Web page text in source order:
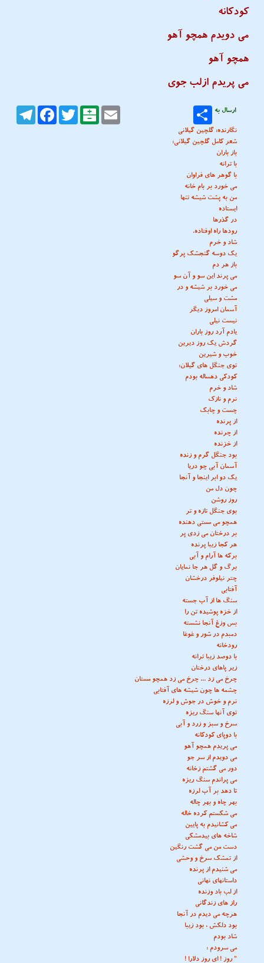
کودکانه
می دویدم همچو آهو
همچو آهو
می پریدم ازلب جوی
ارسال به TelegramFacebookTwitterBalatarinEmail
نگارنده: گلچین گیلانی
شعر کامل گلچین گیلانی:
باز باران
با ترانه
با گوهر های فراوان
می خورد بر بام خانه
من به پشت شیشه تنها
ایستاده
در گذرها
رودها راه اوفتاده.
شاد و خرم
یک دوسه گنجشک پرگو
باز هر دم
می پرند این سو و آن سو
می خورد بر شیشه و در
مشت و سیلی
آسمان امروز دیگر
نیست نیلی
یادم آرد روز باران
گردش يک روز ديرين
خوب و شیرین
توی جنگل های گیلان:
کودکی دهساله بودم
شاد و خرم
نرم و نازک
چست و چابک
از پرنده
از چرنده
از خزنده
بود جنگل گرم و زنده
آسمان آبی چو دریا
یک دو ابر اینجا و آنجا
چون دل من
روز روشن
بوی جنگل تازه و تر
همچو می مستی دهنده
بر درختان می زدی پر
هر کجا زیبا پرنده
برکه ها آرام و آبی
برگ و گل هر جا نمایان
چتر نیلوفر درخشان
آفتابی
سنگ ها از آب جسته
از خزه پوشیده تن را
بس وزغ آنجا نشسته
دمبدم در شور و غوغا
رودخانه
با دوصد زیبا ترانه
زیر پاهای درختان
چرخ می زد ... چرخ می زد همچو مستان
چشمه ها چون شیشه های آفتابی
نرم و خوش در جوش و لرزه
توی آنها سنگ ریزه
سرخ و سبز و زرد و آبی
با دوپای کودکانه
می پریدم همچو آهو
می دویدم از سر جو
دور می گشتم زخانه
می پراندم سنگ ریزه
تا دهد بر آب لرزه
بهر چاه و بهر چاله
می شکستم کرده خاله
می کشانیدم به پایین
شاخه های بیدمشکی
دست من می گشت رنگین
از تمشک سرخ و وحشی
می شنیدم از پرنده
داستانهای نهانی
از لب باد وزنده
راز های زندگانی
هرچه می دیدم در آنجا
بود دلکش ، بود زیبا
شاد بودم
می سرودم :
" روز ! ای روز دلارا !